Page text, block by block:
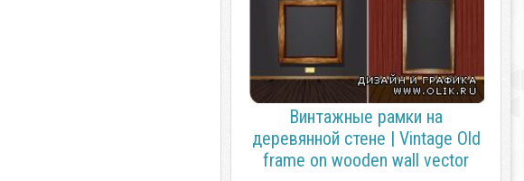
Винтажные рамки на
деревянной стене | Vintage Old
frame on wooden wall vector